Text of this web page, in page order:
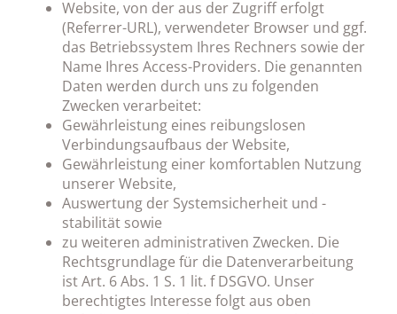
Website, von der aus der Zugriff erfolgt
(Referrer-URL), verwendeter Browser und ggf.
das Betriebssystem Ihres Rechners sowie der
Name Ihres Access-Providers. Die genannten
Daten werden durch uns zu folgenden
Zwecken verarbeitet:
Gewährleistung eines reibungslosen
Verbindungsaufbaus der Website,
Gewährleistung einer komfortablen Nutzung
unserer Website,
Auswertung der Systemsicherheit und -
stabilität sowie
zu weiteren administrativen Zwecken. Die
Rechtsgrundlage für die Datenverarbeitung
ist Art. 6 Abs. 1 S. 1 lit. f DSGVO. Unser
berechtigtes Interesse folgt aus oben